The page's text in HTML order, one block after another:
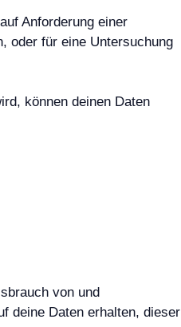
Anforderung einer
oder für eine Untersuchung
können deinen Daten
von und
deine Daten erhalten, dieser